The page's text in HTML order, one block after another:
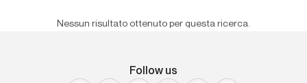
Nessun risultato ottenuto per questa ricerca.
Follow us